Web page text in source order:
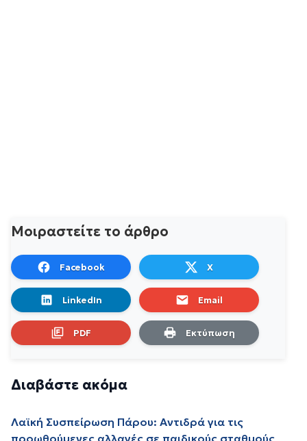
Μοιραστείτε το άρθρο
Facebook X
LinkedIn Email
PDF Εκτύπωση
Διαβάστε ακόμα
Λαϊκή Συσπείρωση Πάρου: Αντιδρά για τις
προωθούμενες αλλαγές σε παιδικούς σταθμούς